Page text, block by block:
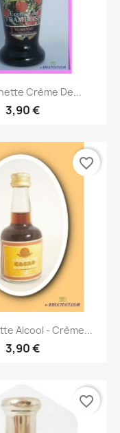
rapide
Crème De...
3,90 €
rapide
Alcool - Crème...
3,90 €
favorite_border
favorite_border